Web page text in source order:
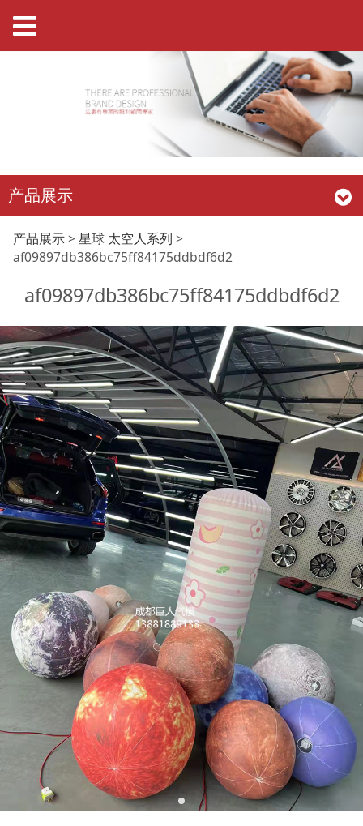
产品展示
产品展示> 星球 太空人系列 >
af09897db386bc75ff84175ddbdf6d2
af09897db386bc75ff84175ddbdf6d2